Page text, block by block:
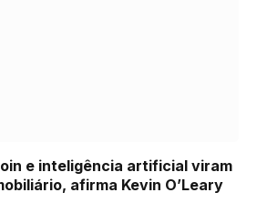
e inteligência artificial viram
afirma Kevin O’Leary